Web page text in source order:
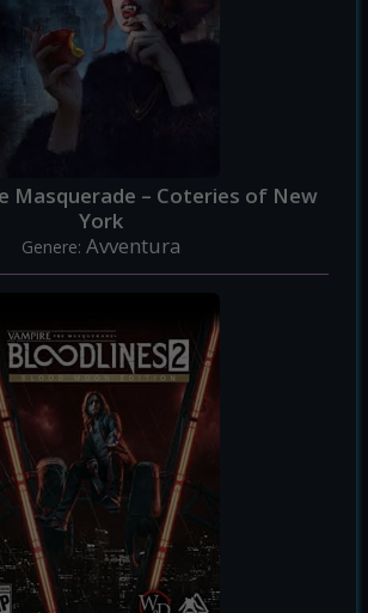
Masquerade – Coteries of New
York
Genere: Avventura